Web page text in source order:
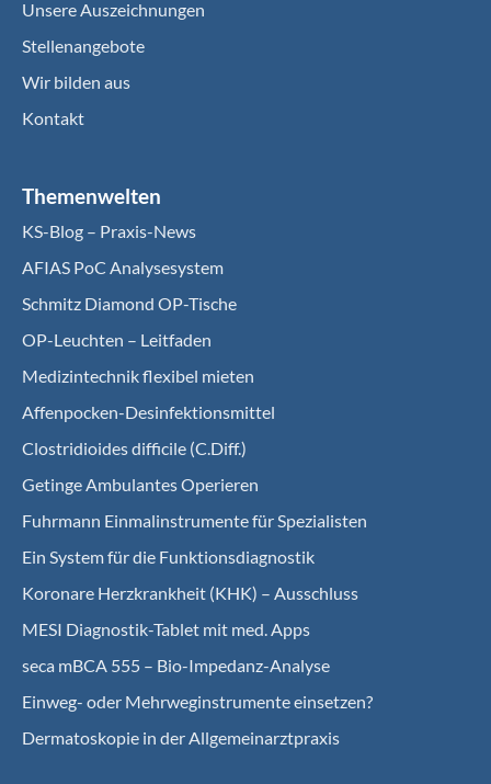
Unsere Auszeichnungen
Stellenangebote
Wir bilden aus
Kontakt
Themenwelten
KS-Blog – Praxis-News
AFIAS PoC Analysesystem
Schmitz Diamond OP-Tische
OP-Leuchten – Leitfaden
Medizintechnik flexibel mieten
Affenpocken-Desinfektionsmittel
Clostridioides difficile (C.Diff.)
Getinge Ambulantes Operieren
Fuhrmann Einmalinstrumente für Spezialisten
Ein System für die Funktionsdiagnostik
Koro­nare Herz­krank­heit (KHK) – Ausschluss
MESI Diagnostik-Tablet mit med. Apps
seca mBCA 555 – Bio-Impedanz-Analyse
Einweg- oder Mehrweginstrumente einsetzen?
Dermatoskopie in der Allgemeinarztpraxis